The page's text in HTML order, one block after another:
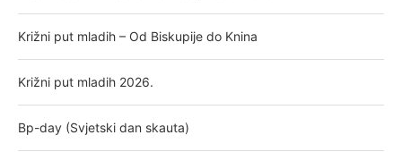
Križni put mladih – Od Biskupije do Knina
Križni put mladih 2026.
Bp-day (Svjetski dan skauta)